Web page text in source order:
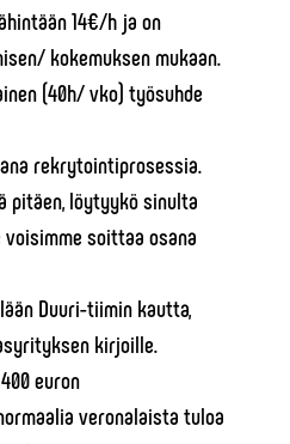
14€/h ja on
kokemuksen mukaan.
(40h/ vko) työsuhde
rekrytointiprosessia.
pitäen, löytyykö sinulta
soittaa osana
Duuri-tiimin kautta,
kirjoille.
euron
veronalaista tuloa